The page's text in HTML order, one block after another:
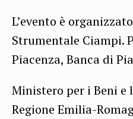
L’evento è
Strumentale Ciampi.
Piacenza, Banca di
Ministero per i Beni
Regione Emilia-